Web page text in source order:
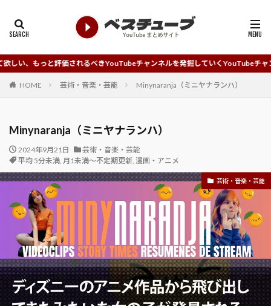
価されるべきYouTubeチャンネルを発掘していくYouTubeチャンネルまとめサ
HOME 芸術・音楽・芸能 Minynaranja（ミニヤナランハ）
Minynaranja（ミニヤナランハ）
2024年9月21日
芸術・音楽・芸能
平均 5分未満, 月1未満～不定期更新, 漫画・アニメ
芸術・音楽・芸能